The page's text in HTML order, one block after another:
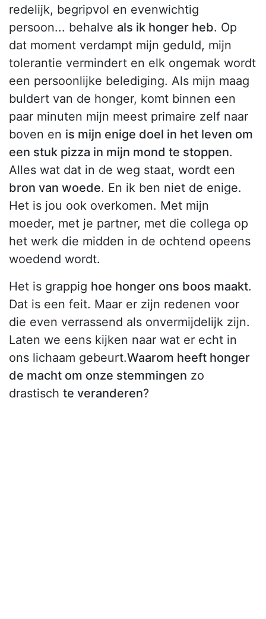
redelijk, begripvol en evenwichtig
persoon... behalve als ik honger heb. Op
dat moment verdampt mijn geduld, mijn
tolerantie vermindert en elk ongemak wordt
een persoonlijke belediging. Als mijn maag
buldert van de honger, komt binnen een
paar minuten mijn meest primaire zelf naar
boven en is mijn enige doel in het leven om
een stuk pizza in mijn mond te stoppen.
Alles wat dat in de weg staat, wordt een
bron van woede. En ik ben niet de enige.
Het is jou ook overkomen. Met mijn
moeder, met je partner, met die collega op
het werk die midden in de ochtend opeens
woedend wordt.
Het is grappig hoe honger ons boos maakt.
Dat is een feit. Maar er zijn redenen voor
die even verrassend als onvermijdelijk zijn.
Laten we eens kijken naar wat er echt in
ons lichaam gebeurt.Waarom heeft honger
de macht om onze stemmingen zo
drastisch te veranderen?